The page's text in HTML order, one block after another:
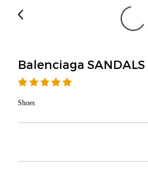
Balenciaga
Shoes